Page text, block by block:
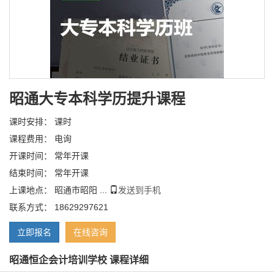
昭通大专本科学历提升课程
课时安排： 课时
课程费用： 电询
开课时间： 常年开课
结束时间： 常年开课
上课地点： 昭通市昭阳 ...
发送到手机
联系方式： 18629297621
立即报名 在线咨询
昭通恒企会计培训学校 课程详细